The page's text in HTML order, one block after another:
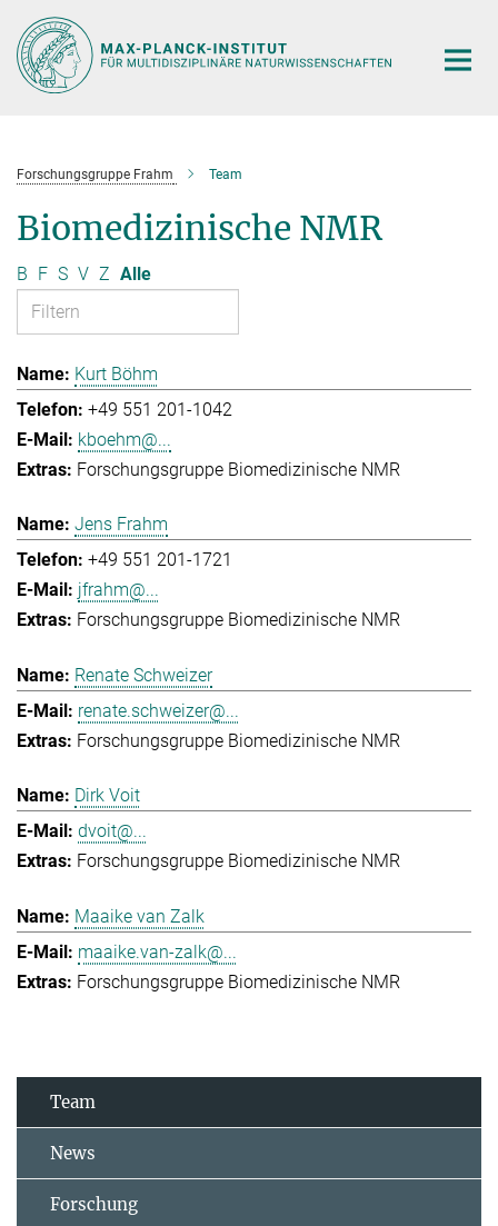
Hauptinhalt
Forschungsgruppe Frahm Team
Biomedizinische NMR
B F S V Z Alle
Kurt Böhm
+49 551 201-1042
kboehm@...
Forschungsgruppe Biomedizinische NMR
Jens Frahm
+49 551 201-1721
jfrahm@...
Forschungsgruppe Biomedizinische NMR
Renate Schweizer
renate.schweizer@...
Forschungsgruppe Biomedizinische NMR
Dirk Voit
dvoit@...
Forschungsgruppe Biomedizinische NMR
Maaike van Zalk
maaike.van-zalk@...
Forschungsgruppe Biomedizinische NMR
Team
News
Forschung